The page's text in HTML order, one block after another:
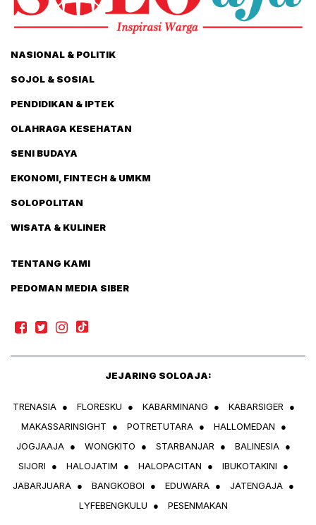
NASIONAL & POLITIK
SOJOL & SOSIAL
PENDIDIKAN & IPTEK
OLAHRAGA KESEHATAN
SENI BUDAYA
EKONOMI, FINTECH & UMKM
SOLOPOLITAN
WISATA & KULINER
TENTANG KAMI
PEDOMAN MEDIA SIBER
JEJARING SOLOAJA:
TRENASIA ● FLORESKU ● KABARMINANG ● KABARSIGER
●
MAKASSARINSIGHT
● POTRETUTARA ● HALLOMEDAN
●
JOGJAAJA ● WONGKITO ● STARBANJAR ● BALINESIA ●
SIJORI
● HALOJATIM ● HALOPACITAN ● IBUKOTAKINI
●
JABARJUARA ● BANGKOBOI ● EDUWARA ● JATENGAJA ●
LYFEBENGKULU
● PESENMAKAN